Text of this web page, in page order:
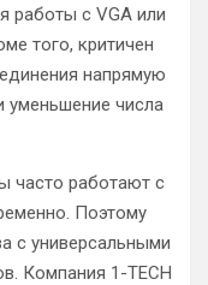
работы с VGA или
того, критичен
напрямую
уменьшение числа
часто работают с
Поэтому
с универсальными
Компания 1-TECH